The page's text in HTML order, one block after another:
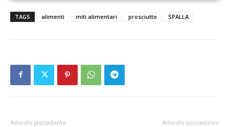
TAGS alimenti miti alimentari prosciutto SPALLA
Articolo precedente Articolo successivo